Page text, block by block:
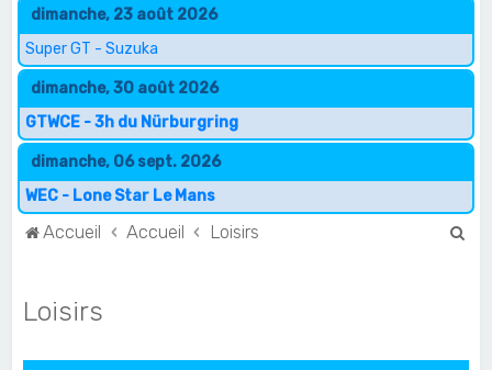
dimanche, 23 août 2026
Super GT - Suzuka
dimanche, 30 août 2026
GTWCE - 3h du Nürburgring
dimanche, 06 sept. 2026
WEC - Lone Star Le Mans
Accueil Accueil Loisirs
Loisirs